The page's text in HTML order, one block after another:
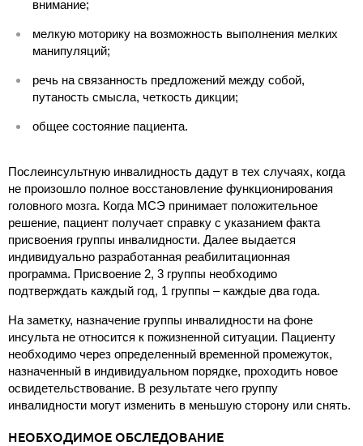
внимание;
мелкую моторику на возможность выполнения мелких
манипуляций;
речь на связанность предложений между собой,
путаность смысла, четкость дикции;
общее состояние пациента.
Послеинсультную инвалидность дадут в тех случаях, когда
не произошло полное восстановление функционирования
головного мозга. Когда МСЭ принимает положительное
решение, пациент получает справку с указанием факта
присвоения группы инвалидности. Далее выдается
индивидуально разработанная реабилитационная
программа. Присвоение 2, 3 группы необходимо
подтверждать каждый год, 1 группы – каждые два года.
На заметку, назначение группы инвалидности на фоне
инсульта не относится к пожизненной ситуации. Пациенту
необходимо через определенный временной промежуток,
назначенный в индивидуальном порядке, проходить новое
освидетельствование. В результате чего группу
инвалидности могут изменить в меньшую сторону или снять.
НЕОБХОДИМОЕ ОБСЛЕДОВАНИЕ